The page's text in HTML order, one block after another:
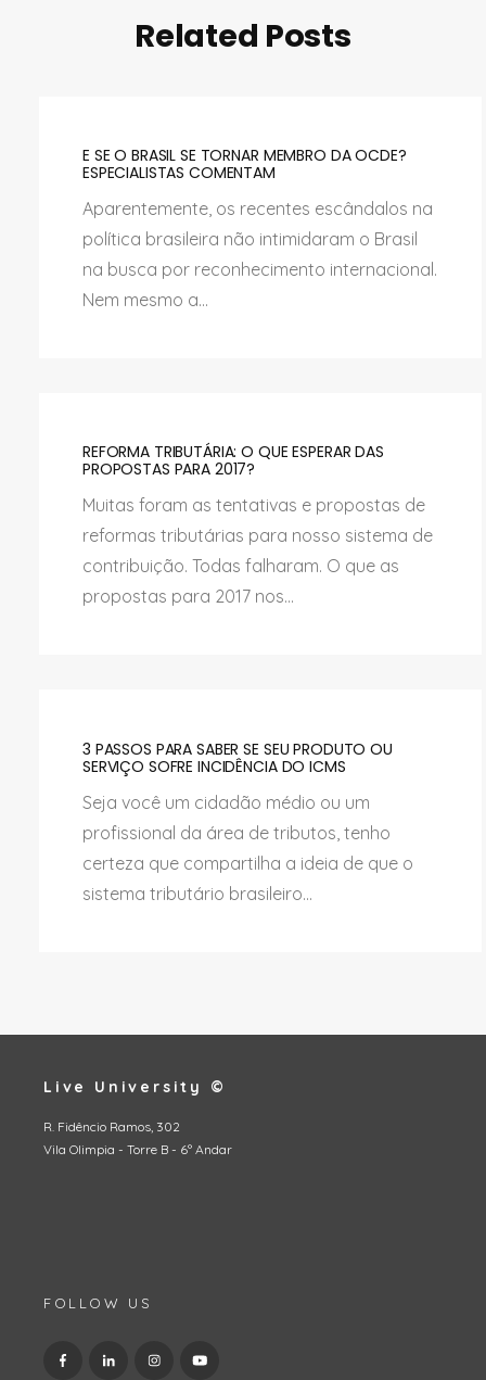
Related Posts
E SE O BRASIL SE TORNAR MEMBRO DA OCDE?
ESPECIALISTAS COMENTAM
Aparentemente, os recentes escândalos na
política brasileira não intimidaram o Brasil
na busca por reconhecimento internacional.
Nem mesmo a...
REFORMA TRIBUTÁRIA: O QUE ESPERAR DAS
PROPOSTAS PARA 2017?
Muitas foram as tentativas e propostas de
reformas tributárias para nosso sistema de
contribuição. Todas falharam. O que as
propostas para 2017 nos...
3 PASSOS PARA SABER SE SEU PRODUTO OU
SERVIÇO SOFRE INCIDÊNCIA DO ICMS
Seja você um cidadão médio ou um
profissional da área de tributos, tenho
certeza que compartilha a ideia de que o
sistema tributário brasileiro...
Live University ©
R. Fidêncio Ramos, 302
Vila Olimpia - Torre B - 6º Andar
FOLLOW US